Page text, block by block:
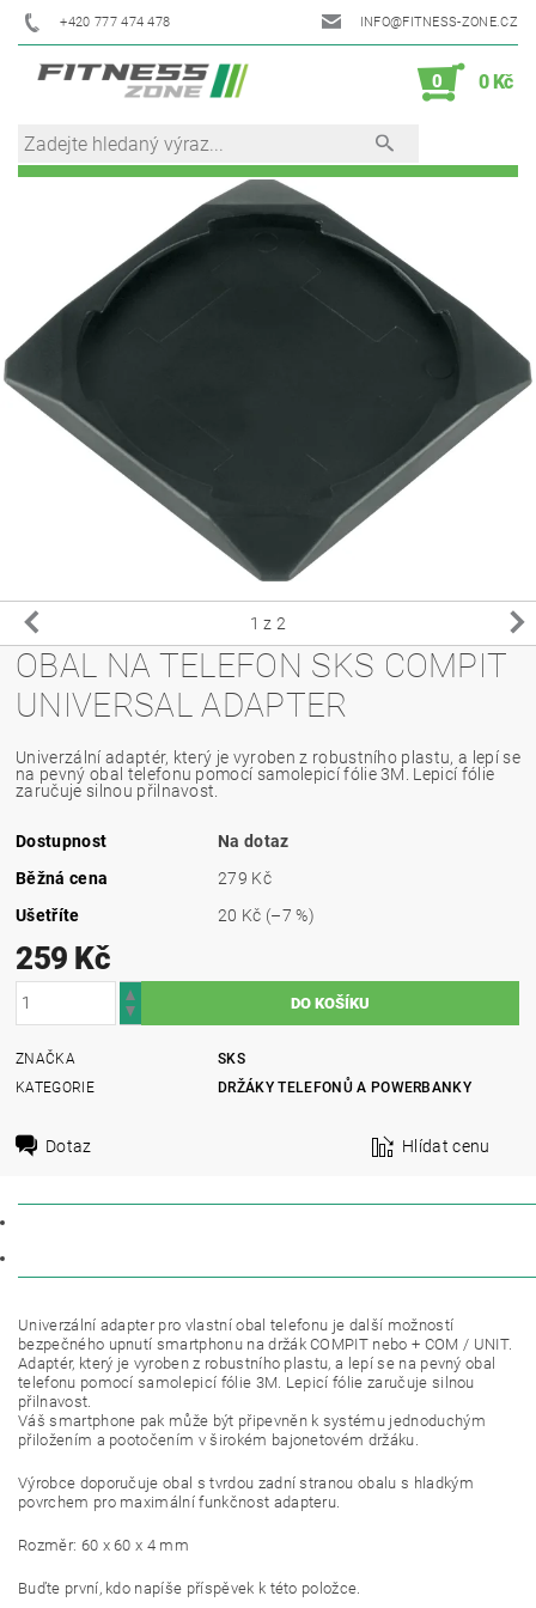
+420 777 474 478 INFO@FITNESS-ZONE.CZ
0 0 Kč
1 z 2
OBAL NA TELEFON SKS COMPIT
UNIVERSAL ADAPTER
Univerzální adaptér, který je vyroben z robustního plastu, a lepí se
na pevný obal telefonu pomocí samolepicí fólie 3M. Lepicí fólie
zaručuje silnou přilnavost.
Dostupnost
Na dotaz
Běžná cena
279 Kč
Ušetříte
20 Kč (–7 %)
259 Kč
ZNAČKA
SKS
KATEGORIE
DRŽÁKY TELEFONŮ A POWERBANKY
Dotaz Hlídat cenu
Univerzální adapter pro vlastní obal telefonu je další možností
bezpečného upnutí smartphonu na držák COMPIT nebo + COM / UNIT.
Adaptér, který je vyroben z robustního plastu, a lepí se na pevný obal
telefonu pomocí samolepicí fólie 3M. Lepicí fólie zaručuje silnou
přilnavost.
Váš smartphone pak může být připevněn k systému jednoduchým
přiložením a pootočením v širokém bajonetovém držáku.
Výrobce doporučuje obal s tvrdou zadní stranou obalu s hladkým
povrchem pro maximální funkčnost adapteru.
Rozměr: 60 x 60 x 4 mm
Buďte první, kdo napíše příspěvek k této položce.